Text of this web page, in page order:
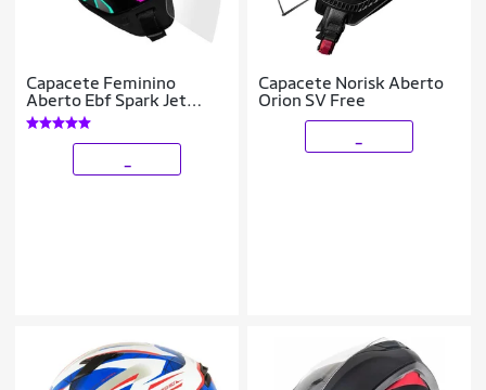
Capacete Feminino
Aberto Ebf Spark Jet
Dragon Moto Motoqueiro
Motociclista
Capacete Norisk Aberto
Orion SV Free